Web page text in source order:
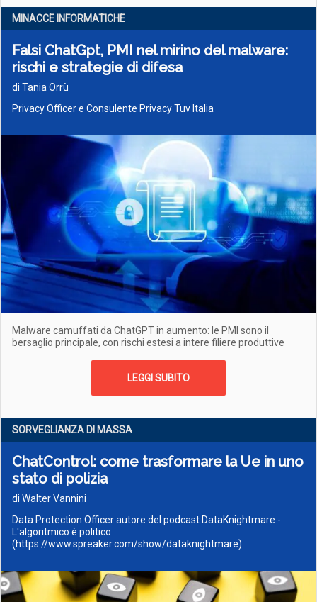
MINACCE INFORMATICHE
Falsi ChatGpt, PMI nel mirino del malware:
rischi e strategie di difesa
di Tania Orrù
Privacy Officer e Consulente Privacy Tuv Italia
Malware camuffati da ChatGPT in aumento: le PMI sono il
bersaglio principale, con rischi estesi a intere filiere produttive
LEGGI SUBITO
SORVEGLIANZA DI MASSA
ChatControl: come trasformare la Ue in uno
stato di polizia
di Walter Vannini
Data Protection Officer autore del podcast DataKnightmare -
L'algoritmico è politico
(https://www.spreaker.com/show/dataknightmare)